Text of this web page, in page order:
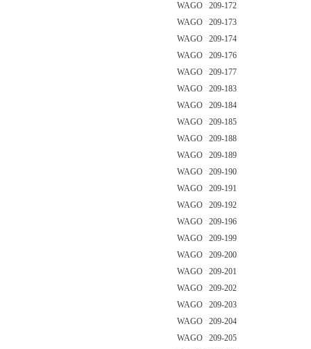
WAGO 209-172
WAGO 209-173
WAGO 209-174
WAGO 209-176
WAGO 209-177
WAGO 209-183
WAGO 209-184
WAGO 209-185
WAGO 209-188
WAGO 209-189
WAGO 209-190
WAGO 209-191
WAGO 209-192
WAGO 209-196
WAGO 209-199
WAGO 209-200
WAGO 209-201
WAGO 209-202
WAGO 209-203
WAGO 209-204
WAGO 209-205